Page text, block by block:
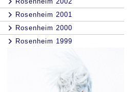
Rosenheim 2001
Rosenheim 2000
Rosenheim 1999